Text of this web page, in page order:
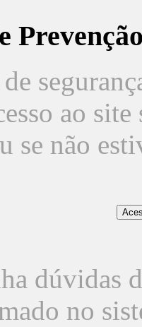
ao
se não
dúvidas
no